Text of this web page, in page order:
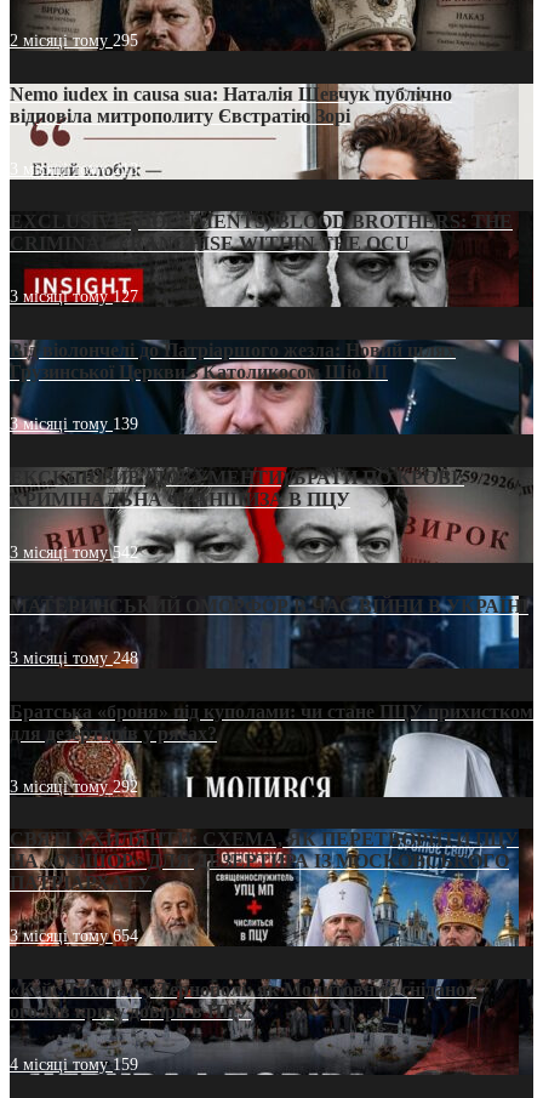
2 місяці тому 295
Nemo iudex in causa sua: Наталія Шевчук публічно
відповіла митрополиту Євстратію Зорі
3 місяці тому213
EXCLUSIVE (DOCUMENTS)/BLOOD BROTHERS: THE
CRIMINAL FRANCHISE WITHIN THE OCU
3 місяці тому127
Від віолончелі до Патріаршого жезла: Новий шлях
Грузинської Церкви з Католикосом Шіо III
3 місяці тому 139
ЕКСКЛЮЗИВ (ДОКУМЕНТИ)/БРАТИ ПО КРОВІ:
КРИМІНАЛЬНА ФРАНШИЗА В ПЦУ
3 місяці тому542
МАТЕРИНСЬКИЙ ОМОРФОР В ЧАС ВІЙНИ В УКРАЇНІ
3 місяці тому248
Братська «броня» під куполами: чи стане ПЦУ прихистком
для дезертирів у рясах?
3 місяці тому292
СВЯТІ УХИЛЯНТИ: СХЕМА, ЯК ПЕРЕТВОРИТИ ПЦУ
НА «ОФШОР» ДЛЯ ДЕЗЕРТИРА ІЗ МОСКОВСЬКОГО
ПАТРІАРХАТУ
3 місяці тому654
«Кейс Тихона» у Тернополі: як Молитовний сніданок
оголив кризу довіри в ПЦУ
4 місяці тому159